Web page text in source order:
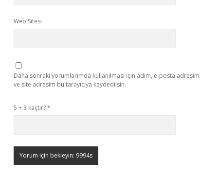
Web Sitesi
Daha sonraki yorumlarımda kullanılması için adım, e-posta adresim
ve site adresim bu tarayıcıya kaydedilsin.
5 + 3 kaçtır?*